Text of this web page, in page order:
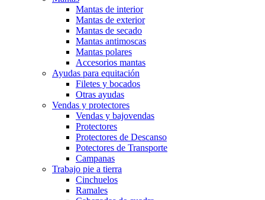
Mantas de interior
Mantas de exterior
Mantas de secado
Mantas antimoscas
Mantas polares
Accesorios mantas
Ayudas para equitación
Filetes y bocados
Otras ayudas
Vendas y protectores
Vendas y bajovendas
Protectores
Protectores de Descanso
Potectores de Transporte
Campanas
Trabajo pie a tierra
Cinchuelos
Ramales